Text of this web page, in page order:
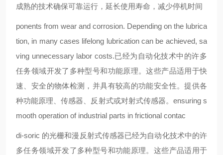
成熟的技术确保可靠运行，延长使用寿命，减少停机时间
ponents from wear and corrosion. Depending on the lubrica
tion, in many cases lifelong lubrication can be achieved, sa
ving unnecessary labor costs.已经为自动化技术中的许多
任务领域开发了多种型号和功能原理。这些产品适用于快
速、安全的物体检测，并具有较高的功能安全性。提供各
种功能原理、传感器、反射式或对射式传感器。 ensuring s
mooth operation of industrial parts in frictional contac
di-soric 的光栅和漫反射式传感器已经为自动化技术中的许
多任务领域开发了多种型号和功能原理。这些产品适用于